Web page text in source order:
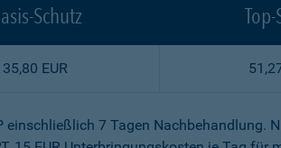
Schutz
35,80 EUR
7 Tagen Nachbehandlung.